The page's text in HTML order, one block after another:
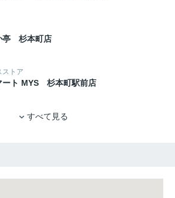
亭 杉本町店
ストア
ート MYS 杉本町駅前店
すべて見る